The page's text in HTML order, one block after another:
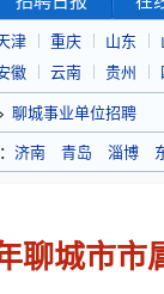
津 重庆 山东
徽 云南 贵州
聊城事业单位招聘
济南 青岛 淄博
聊城市市